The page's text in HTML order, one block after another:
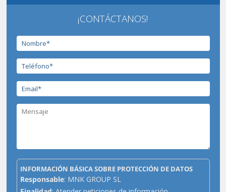
¡CONTÁCTANOS!
INFORMACIÓN BÁSICA SOBRE PROTECCIÓN DE DATOS
Responsable: MNK GROUP SL